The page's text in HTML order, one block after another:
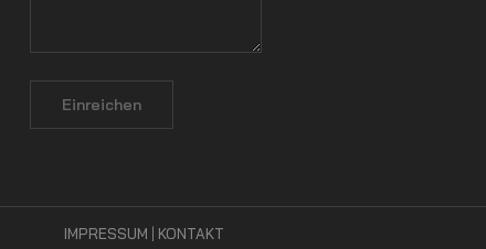
IMPRESSUM KONTAKT